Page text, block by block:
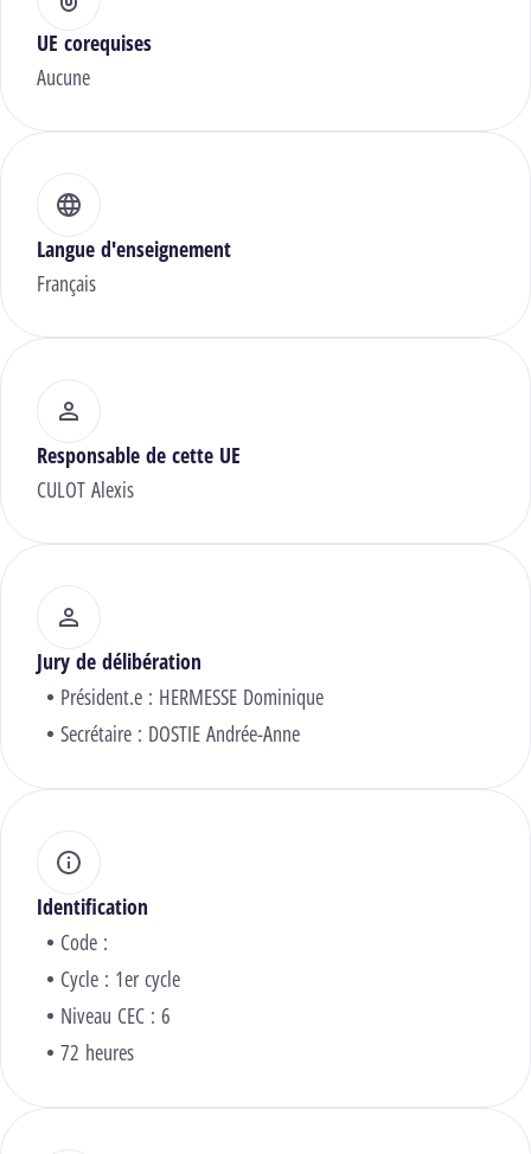
UE corequises
Aucune
Langue d'enseignement
Français
Responsable de cette UE
CULOT Alexis
Jury de délibération
Président.e : HERMESSE Dominique
Secrétaire : DOSTIE Andrée-Anne
Identification
Code :
Cycle : 1er cycle
Niveau CEC : 6
72 heures